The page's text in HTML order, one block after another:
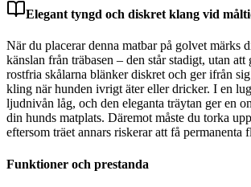
Elegant tyngd och diskret klang vid
När du placerar denna matbar på golvet märks
känslan från träbasen – den står stadigt, utan
rostfria skålarna blänker diskret och ger ifrån
kling när hunden ivrigt äter eller dricker. I en
ljudnivån låg, och den eleganta träytan ger en
din hunds matplats. Däremot måste du torka
eftersom träet annars riskerar att få permanenta
Funktioner och prestanda